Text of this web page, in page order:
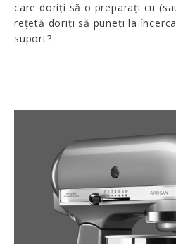
care doriți să o preparați cu
rețetă doriți să puneți la
suport?